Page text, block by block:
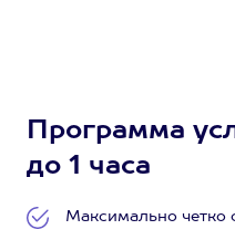
Программа
до 1 часа
Максимально четко